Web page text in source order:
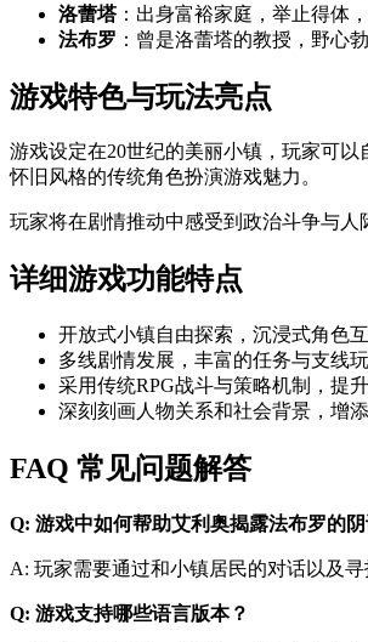
洛蕾塔：出身富裕家庭，举止得体
法布罗 ：曾是洛蕾塔的教授，野心
游戏特色与玩法亮点
游戏设定在20世纪的美丽小镇，玩家可
怀旧风格的传统角色扮演游戏魅力。
玩家将在剧情推动中感受到政治斗争与人
详细游戏功能特点
开放式小镇自由探索，沉浸式角色
多线剧情发展，丰富的任务与支线
采用传统RPG战斗与策略机制，提
深刻刻画人物关系和社会背景，增
FAQ 常见问题解答
Q: 游戏中如何帮助艾利奥揭露法布罗的阴
A: 玩家需要通过和小镇居民的对话以及
Q: 游戏支持哪些语言版本？